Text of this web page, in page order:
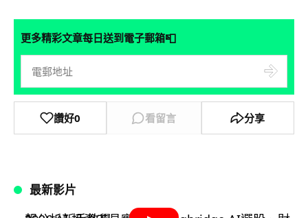
更多精彩文章每日送到電子郵箱📮
讚好0 看留言 分享
最新影片